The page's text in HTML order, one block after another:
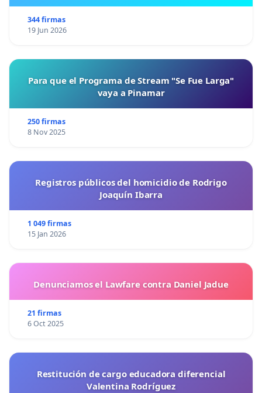
344 firmas
19 Jun 2026
Para que el Programa de Stream "Se Fue Larga"
vaya a Pinamar
250 firmas
8 Nov 2025
Registros públicos del homicidio de Rodrigo
Joaquín Ibarra
1 049 firmas
15 Jan 2026
Denunciamos el Lawfare contra Daniel Jadue
21 firmas
6 Oct 2025
Restitución de cargo educadora diferencial
Valentina Rodríguez